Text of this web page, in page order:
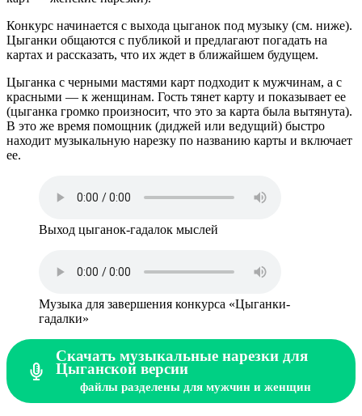
Конкурс начинается с выхода цыганок под музыку (см. ниже).
Цыганки общаются с публикой и предлагают погадать на
картах и рассказать, что их ждет в ближайшем будущем.
Цыганка с черными мастями карт подходит к мужчинам, а с
красными — к женщинам. Гость тянет карту и показывает ее
(цыганка громко произносит, что это за карта была вытянута).
В это же время помощник (диджей или ведущий) быстро
находит музыкальную нарезку по названию карты и включает
ее.
Выход цыганок-гадалок мыслей
Музыка для завершения конкурса «Цыганки-
гадалки»
Скачать музыкальные нарезки для
Цыганской версии
файлы разделены для мужчин и женщин